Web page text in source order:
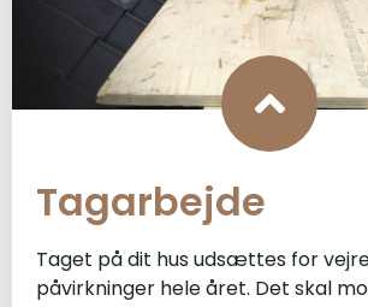
Tagarbejde
Taget på dit hus udsættes for
påvirkninger hele året. Det skal